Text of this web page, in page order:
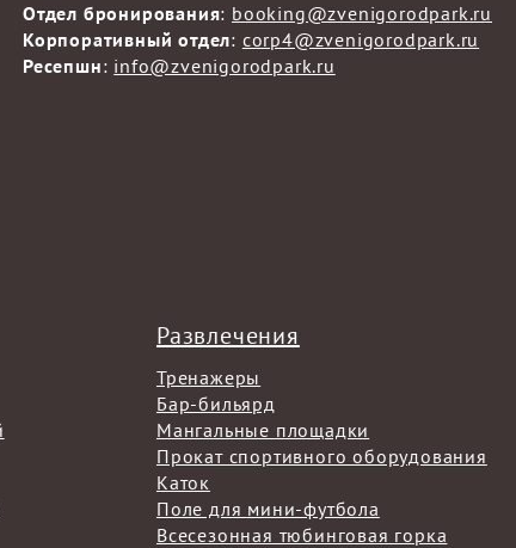
Отдел бронирования: booking@zvenigorodpark.ru
Корпоративный отдел: corp4@zvenigorodpark.ru
Ресепшн: info@zvenigorodpark.ru
Развлечения
Тренажеры
Бар-бильярд
Мангальные площадки
Прокат спортивного оборудования
Каток
Поле для мини-футбола
Всесезонная тюбинговая горка